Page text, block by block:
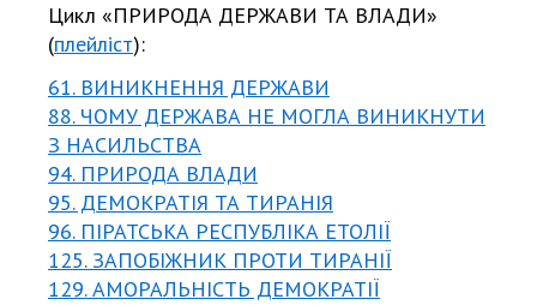
Цикл «ПРИРОДА ДЕРЖАВИ ТА ВЛАДИ»
(плейліст):
61. ВИНИКНЕННЯ ДЕРЖАВИ
88. ЧОМУ ДЕРЖАВА НЕ МОГЛА ВИНИКНУТИ
З НАСИЛЬСТВА
94. ПРИРОДА ВЛАДИ
95. ДЕМОКРАТІЯ ТА ТИРАНІЯ
96. ПІРАТСЬКА РЕСПУБЛІКА ЕТОЛІЇ
125. ЗАПОБІЖНИК ПРОТИ ТИРАНІЇ
129. АМОРАЛЬНІСТЬ ДЕМОКРАТІЇ